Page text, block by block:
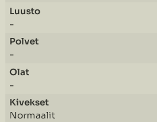
-
-
-
Normaalit